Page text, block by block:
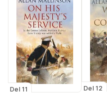
Del 11 Del 12